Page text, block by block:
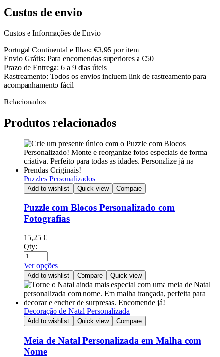
Custos de envio
Custos e Informações de Envio
Portugal Continental e Ilhas: €3,95 por item
Envio Grátis: Para encomendas superiores a €50
Prazo de Entrega: 6 a 9 dias úteis
Rastreamento: Todos os envios incluem link de rastreamento para
acompanhamento fácil
Relacionados
Produtos relacionados
Puzzles Personalizados
Add to wishlist Quick view Compare
Puzzle com Blocos Personalizado com
Fotografias
15,25 €
Qty:
Ver opções
Add to wishlist Compare Quick view
Decoração de Natal Personalizada
Add to wishlist Quick view Compare
Meia de Natal Personalizada em Malha com
Nome